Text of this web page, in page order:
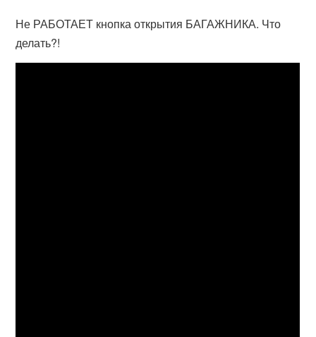
Не РАБОТАЕТ кнопка открытия БАГАЖНИКА. Что
делать?!